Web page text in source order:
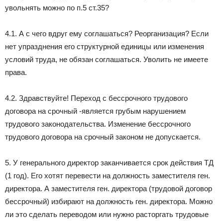
увольнять можно по п.5 ст.35?
4.1. А с чего вдруг ему соглашаться? Реорганизация? Если
нет упразднения его структурной единицы или изменения
условий труда, не обязан соглашаться. Уволить не имеете
права.
4.2. Здравствуйте! Переход с бессрочного трудового
договора на срочный -является грубым нарушением
трудового законодательства. Изменение бессрочного
трудового договора на срочный законом не допускается.
5. У генерального директор заканчивается срок действия ТД
(1 год). Его хотят перевести на должность заместителя ген.
директора. А заместителя ген. директора (трудовой договор
бессрочный) избирают на должность ген. директора. Можно
ли это сделать переводом или нужно расторгать трудовые